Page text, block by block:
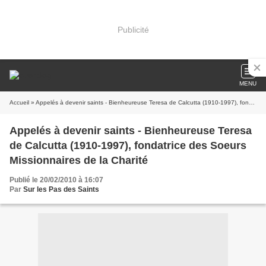
Publicité
MENU
Accueil » Appelés à devenir saints - Bienheureuse Teresa de Calcutta (1910-1997), fondatrice des Soeurs Missionnaires de la Charité
Appelés à devenir saints - Bienheureuse Teresa
de Calcutta (1910-1997), fondatrice des Soeurs
Missionnaires de la Charité
Publié le 20/02/2010 à 16:07
Par Sur les Pas des Saints